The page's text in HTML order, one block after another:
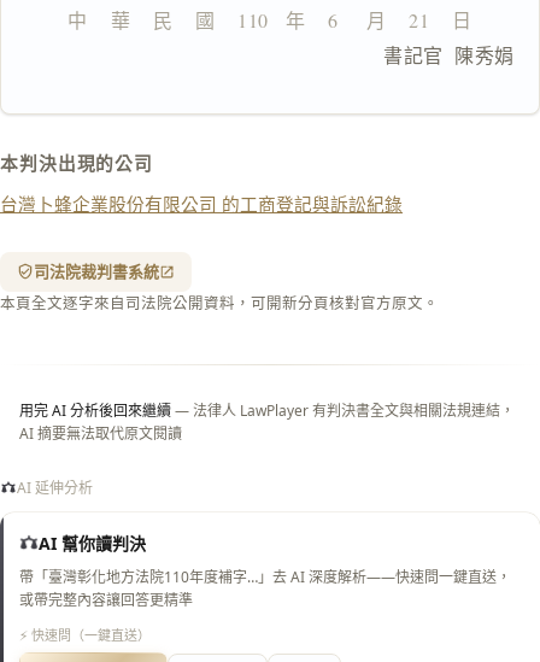
中    華    民    國    110   年    6     月    21    日
                              書記官  陳秀娟
本判決出現的公司
台灣卜蜂企業股份有限公司 的工商登記與訴訟紀錄
司法院裁判書系統
本頁全文逐字來自司法院公開資料，可開新分頁核對官方原文。
用完 AI 分析後回來繼續— 法律人 LawPlayer 有判決書全文與相關法規連結，
AI 摘要無法取代原文閱讀
AI 延伸分析
AI 幫你讀判決
帶「臺灣彰化地方法院110年度補字…」去 AI 深度解析——快速問一鍵直送，
或帶完整內容讓回答更精準
⚡ 快速問（一鍵直送）